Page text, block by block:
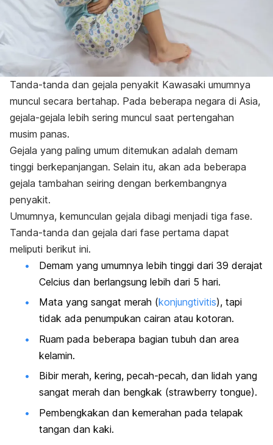
Tanda-tanda dan gejala penyakit Kawasaki umumnya
muncul secara bertahap. Pada beberapa negara di Asia,
gejala-gejala lebih sering muncul saat pertengahan
musim panas.
Gejala yang paling umum ditemukan adalah demam
tinggi berkepanjangan. Selain itu, akan ada beberapa
gejala tambahan seiring dengan berkembangnya
penyakit.
Umumnya, kemunculan gejala dibagi menjadi tiga fase.
Tanda-tanda dan gejala dari fase pertama dapat
meliputi berikut ini.
Demam yang umumnya lebih tinggi dari 39 derajat
Celcius dan berlangsung lebih dari 5 hari.
Mata yang sangat merah (konjungtivitis), tapi
tidak ada penumpukan cairan atau kotoran.
Ruam pada beberapa bagian tubuh dan area
kelamin.
Bibir merah, kering, pecah-pecah, dan lidah yang
sangat merah dan bengkak (strawberry tongue).
Pembengkakan dan kemerahan pada telapak
tangan dan kaki.